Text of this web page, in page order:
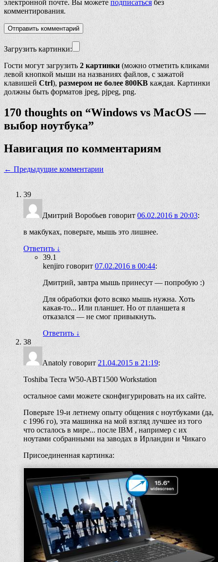
электронной почте. Вы можете подписаться без
комментирования.
Загрузить картинки:
Гости могут загрузить 2 картинки (можно отметить кликами
левой кнопкой мыши на названиях файлов, с зажатой
клавишей Ctrl), размером не более 800KB каждая. Картинки
должны быть форматов jpeg, pjpeg, png.
170 thoughts on “Windows vs MacOS —
выбор ноутбука”
Навигация по комментариям
← Предыдущие комментарии
39
Дмитрий Воробьев говорит 06.02.2016 в 20:03:
в макбуках, поверьте, мышь это лишнее.
Ответить ↓
39.1
kenjiro говорит 07.02.2016 в 00:44:
Дмитрий, завтра мышь принесут — попробую :)
Для обработки фото всяко мышь нужна. Хоть
какая-то... Или планшет. Но от планшета я
отказался — не смог привыкнуть.
Ответить ↓
38
Anatoly говорит 21.04.2015 в 21:19:
Toshiba Tecra W50-ABT1500 Workstation
остальное сами можете сконфигурировать на их сайте.
Поверьте 19-и летнему опыту общения с ноутбуками (да,
с 1996 го), эта машинка на мой взгляд лучшее из того
что осталось в мире... после IBM , например с их
ноутами собранными на заводах в Ирландии и Чикаго
Присоединенная картинка: